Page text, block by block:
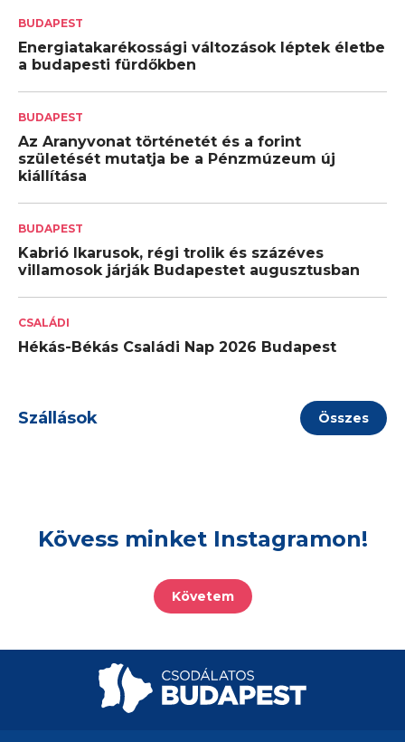
BUDAPEST
Energiatakarékossági változások léptek életbe
a budapesti fürdőkben
BUDAPEST
Az Aranyvonat történetét és a forint
születését mutatja be a Pénzmúzeum új
kiállítása
BUDAPEST
Kabrió Ikarusok, régi trolik és százéves
villamosok járják Budapestet augusztusban
CSALÁDI
Hékás-Békás Családi Nap 2026 Budapest
Szállások Összes
Kövess minket Instagramon!
Követem